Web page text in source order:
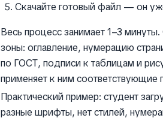
Скачайте готовый файл — он
Весь процесс занимает 1–3
зоны: оглавление, нумерацию
по ГОСТ, подписи к таблицам и
применяет к ним соответствующие
Практический пример: студент
разные шрифты, нет стилей,